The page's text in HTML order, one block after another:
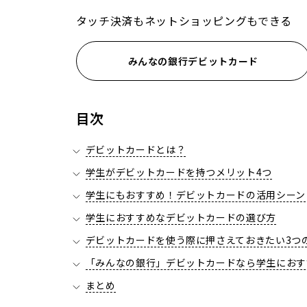
タッチ決済もネットショッピングもできる
みんなの銀行デビットカード
目次
デビットカードとは？
学生がデビットカードを持つメリット4つ
学生にもおすすめ！デビットカードの活用シーン
学生におすすめなデビットカードの選び方
デビットカードを使う際に押さえておきたい3つ
「みんなの銀行」デビットカードなら学生にお
まとめ